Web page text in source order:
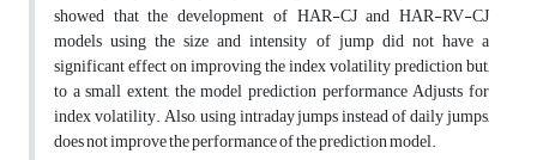
showed that the development of HAR-CJ and HAR-RV-CJ
models using the size and intensity of jump did not have a
significant effect on improving the index volatility prediction but,
to a small extent, the model prediction performance Adjusts for
index volatility. Also, using intraday jumps instead of daily jumps,
does not improve the performance of the prediction model.